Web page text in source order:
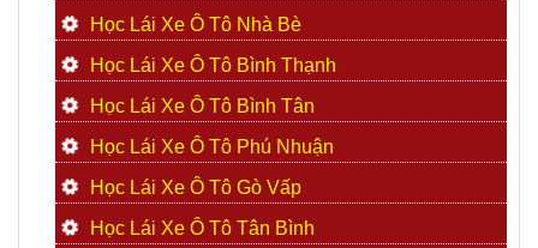
Học Lái Xe Ô Tô Nhà Bè
Học Lái Xe Ô Tô Bình Thạnh
Học Lái Xe Ô Tô Bình Tân
Học Lái Xe Ô Tô Phú Nhuận
Học Lái Xe Ô Tô Gò Vấp
Học Lái Xe Ô Tô Tân Bình